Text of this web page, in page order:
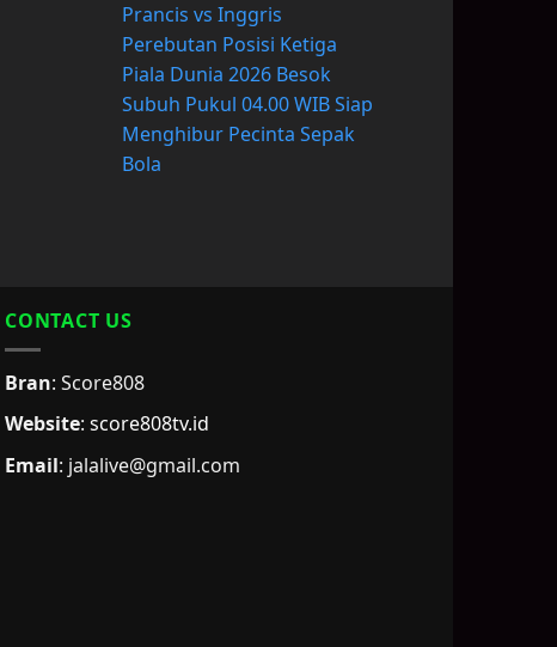
Prancis vs Inggris
Perebutan Posisi Ketiga
Piala Dunia 2026 Besok
Subuh Pukul 04.00 WIB Siap
Menghibur Pecinta Sepak
Bola
CONTACT US
Bran: Score808
Website: score808tv.id
Email: jalalive@gmail.com